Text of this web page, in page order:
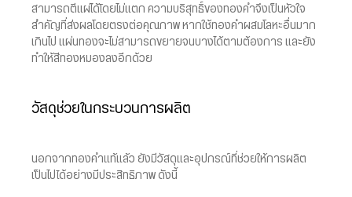
สามารถตีแผ่ได้โดยไม่แตก ความบริสุทธิ์ของทองคำจึงเป็นหัวใจ
สำคัญที่ส่งผลโดยตรงต่อคุณภาพ หากใช้ทองคำผสมโลหะอื่นมาก
เกินไป แผ่นทองจะไม่สามารถขยายจนบางได้ตามต้องการ และยัง
ทำให้สีทองหมองลงอีกด้วย
วัสดุช่วยในกระบวนการผลิต
นอกจากทองคำแท้แล้ว ยังมีวัสดุและอุปกรณ์ที่ช่วยให้การผลิต
เป็นไปได้อย่างมีประสิทธิภาพ ดังนี้